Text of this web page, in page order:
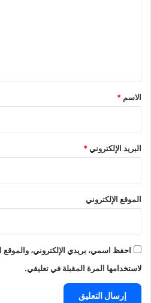
*
الاسم *
البريد الإلكتروني*
الموقع الإلكتروني
احفظ اسمي، بريدي الإلكتروني، والموقع
لاستخدامها المرة المقبلة في تعليقي.